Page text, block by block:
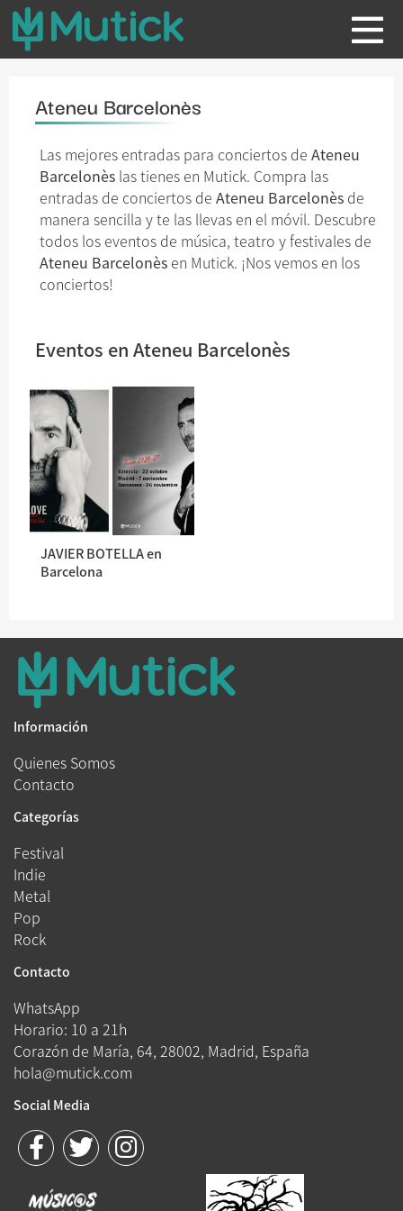
Ateneu Barcelonès
Las mejores entradas para conciertos de Ateneu
Barcelonès las tienes en Mutick. Compra las
entradas de conciertos de Ateneu Barcelonès de
manera sencilla y te las llevas en el móvil. Descubre
todos los eventos de música, teatro y festivales de
Ateneu Barcelonès en Mutick. ¡Nos vemos en los
conciertos!
Eventos en Ateneu Barcelonès
JAVIER BOTELLA en
Barcelona
Información
Quienes Somos
Contacto
Categorías
Festival
Indie
Metal
Pop
Rock
Contacto
WhatsApp
Horario: 10 a 21h
Corazón de María, 64, 28002, Madrid, España
hola@mutick.com
Social Media